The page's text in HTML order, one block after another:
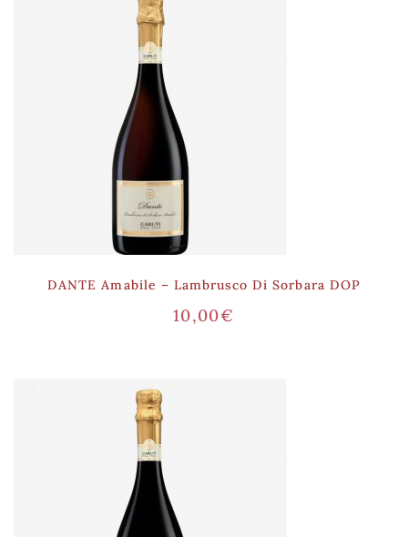
DANTE Amabile – Lambrusco Di Sorbara DOP
10,00€